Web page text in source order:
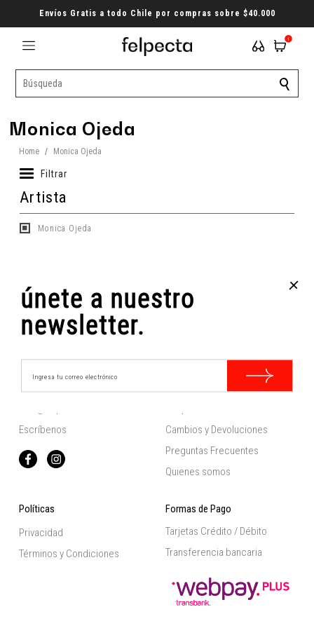
Envíos Gratis a todo Chile por compras sobre $40.000
1
Monica Ojeda
Home / Monica Ojeda
Filtrar
Artista
Monica Ojeda
+
únete a nuestro
newsletter.
Contacto
Escríbenos
Cambios y Devoluciones
Preguntas Frecuentes
Quienes somos
Políticas
Privacidad
Términos y Condiciones
Formas de Pago
Tarjetas Crédito / Débito
Transferencia bancaria